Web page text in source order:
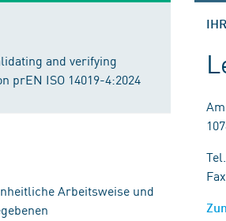
and verifying
prEN ISO 14019-4:2024
Arbeitsweise und